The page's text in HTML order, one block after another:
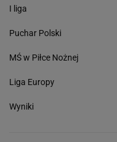
I liga
Puchar Polski
MŚ w Piłce Nożnej
Liga Europy
Wyniki